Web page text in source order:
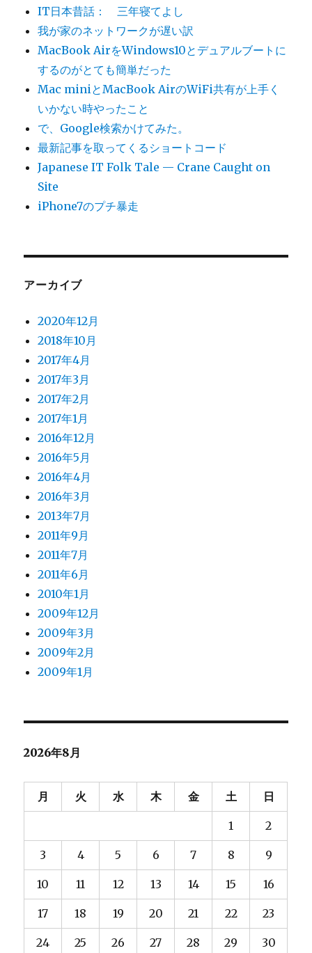
IT日本昔話： 三年寝てよし
我が家のネットワークが遅い訳
MacBook AirをWindows10とデュアルブートに
するのがとても簡単だった
Mac miniとMacBook AirのWiFi共有が上手く
いかない時やったこと
で、Google検索かけてみた。
最新記事を取ってくるショートコード
Japanese IT Folk Tale — Crane Caught on
Site
iPhone7のプチ暴走
アーカイブ
2020年12月
2018年10月
2017年4月
2017年3月
2017年2月
2017年1月
2016年12月
2016年5月
2016年4月
2016年3月
2013年7月
2011年9月
2011年7月
2011年6月
2010年1月
2009年12月
2009年3月
2009年2月
2009年1月
2026年8月
月 火 水 木 金 土 日
1 2
3 4 5 6 7 8 9
10 11 12 13 14 15 16
17 18 19 20 21 22 23
24 25 26 27 28 29 30